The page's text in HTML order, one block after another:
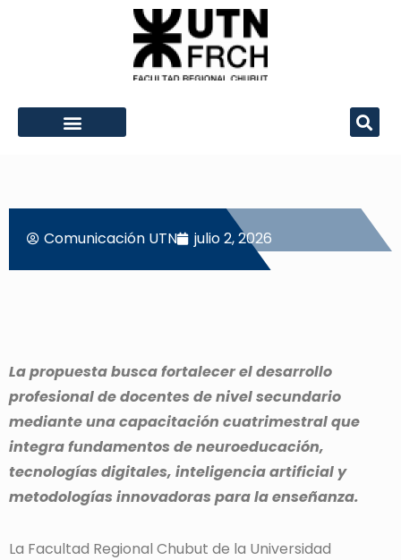
Comunicación UTN julio 2, 2026
La propuesta busca fortalecer el desarrollo
profesional de docentes de nivel secundario
mediante una capacitación cuatrimestral que
integra fundamentos de neuroeducación,
tecnologías digitales, inteligencia artificial y
metodologías innovadoras para la enseñanza.
La Facultad Regional Chubut de la Universidad